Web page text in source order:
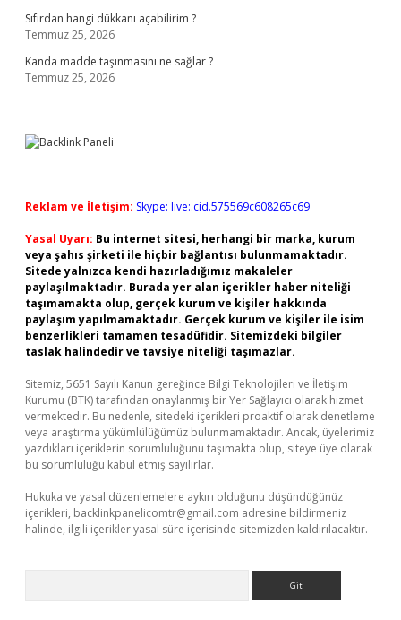
Sıfırdan hangi dükkanı açabilirim ?
Temmuz 25, 2026
Kanda madde taşınmasını ne sağlar ?
Temmuz 25, 2026
Reklam ve İletişim: Skype: live:.cid.575569c608265c69
Yasal Uyarı: Bu internet sitesi, herhangi bir marka, kurum
veya şahıs şirketi ile hiçbir bağlantısı bulunmamaktadır.
Sitede yalnızca kendi hazırladığımız makaleler
paylaşılmaktadır. Burada yer alan içerikler haber niteliği
taşımamakta olup, gerçek kurum ve kişiler hakkında
paylaşım yapılmamaktadır. Gerçek kurum ve kişiler ile isim
benzerlikleri tamamen tesadüfidir. Sitemizdeki bilgiler
taslak halindedir ve tavsiye niteliği taşımazlar.
Sitemiz, 5651 Sayılı Kanun gereğince Bilgi Teknolojileri ve İletişim
Kurumu (BTK) tarafından onaylanmış bir Yer Sağlayıcı olarak hizmet
vermektedir. Bu nedenle, sitedeki içerikleri proaktif olarak denetleme
veya araştırma yükümlülüğümüz bulunmamaktadır. Ancak, üyelerimiz
yazdıkları içeriklerin sorumluluğunu taşımakta olup, siteye üye olarak
bu sorumluluğu kabul etmiş sayılırlar.
Hukuka ve yasal düzenlemelere aykırı olduğunu düşündüğünüz
içerikleri, backlinkpanelicomtr@gmail.com adresine bildirmeniz
halinde, ilgili içerikler yasal süre içerisinde sitemizden kaldırılacaktır.